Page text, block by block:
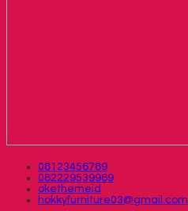
08123456789
082229539969
okethemeid
hokkyfurniture03@gmail.com